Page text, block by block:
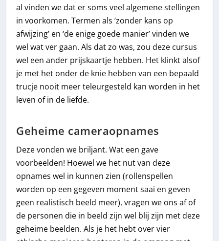
al vinden we dat er soms veel algemene stellingen
in voorkomen. Termen als ‘zonder kans op
afwijzing’ en ‘de enige goede manier’ vinden we
wel wat ver gaan. Als dat zo was, zou deze cursus
wel een ander prijskaartje hebben. Het klinkt alsof
je met het onder de knie hebben van een bepaald
trucje nooit meer teleurgesteld kan worden in het
leven of in de liefde.
Geheime cameraopnames
Deze vonden we briljant. Wat een gave
voorbeelden! Hoewel we het nut van deze
opnames wel in kunnen zien (rollenspellen
worden op een gegeven moment saai en geven
geen realistisch beeld meer), vragen we ons af of
de personen die in beeld zijn wel blij zijn met deze
geheime beelden. Als je het hebt over vier